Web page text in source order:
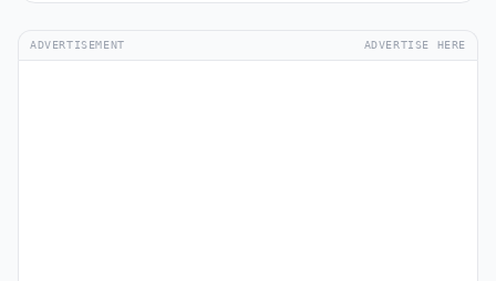
ADVERTISEMENT ADVERTISE HERE